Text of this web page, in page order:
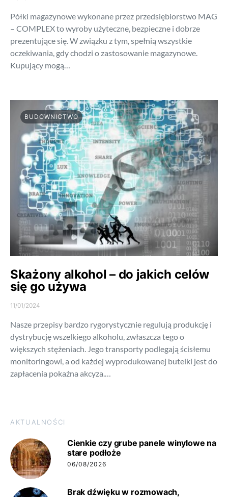
Półki magazynowe wykonane przez przedsiębiorstwo MAG
– COMPLEX to wyroby użyteczne, bezpieczne i dobrze
prezentujące się. W związku z tym, spełnią wszystkie
oczekiwania, gdy chodzi o zastosowanie magazynowe.
Kupujący mogą…
BUDOWNICTWO
Skażony alkohol – do jakich celów
się go używa
11/01/2024
Nasze przepisy bardzo rygorystycznie regulują produkcję i
dystrybucję wszelkiego alkoholu, zwłaszcza tego o
większych stężeniach. Jego transporty podlegają ścisłemu
monitoringowi, a od każdej wyprodukowanej butelki jest do
zapłacenia pokaźna akcyza.…
AKTUALNOŚCI
Cienkie czy grube panele winylowe na
stare podłoże
06/08/2026
Brak dźwięku w rozmowach,